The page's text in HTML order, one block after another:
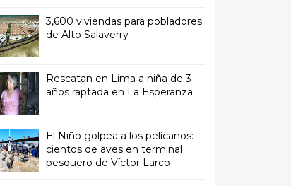
3,600 viviendas para pobladores
de Alto Salaverry
Rescatan en Lima a niña de 3
años raptada en La Esperanza
El Niño golpea a los pelícanos:
cientos de aves en terminal
pesquero de Víctor Larco